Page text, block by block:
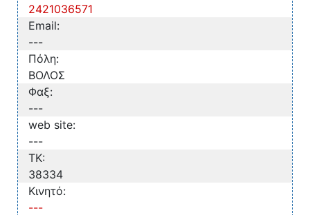
2421036571
Email:
---
Πόλη:
ΒΟΛΟΣ
Φαξ:
---
web site:
---
TK:
38334
Κινητό:
---